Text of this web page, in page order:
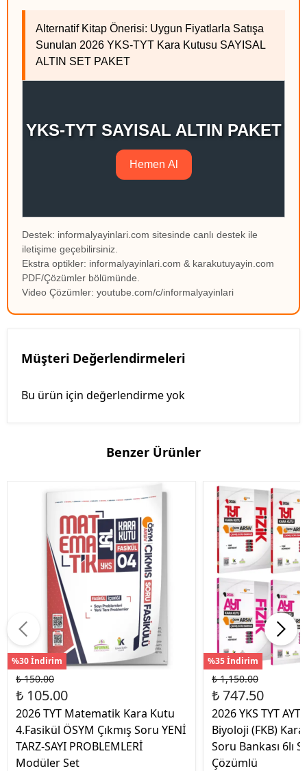
Alternatif Kitap Önerisi: Uygun Fiyatlarla Satışa
Sunulan 2026 YKS-TYT Kara Kutusu SAYISAL
ALTIN SET PAKET
YKS-TYT SAYISAL ALTIN PAKET
Hemen Al
Destek: informalyayinlari.com sitesinde canlı destek ile
iletişime geçebilirsiniz.
Ekstra optikler: informalyayinlari.com & karakutuyayin.com
PDF/Çözümler bölümünde.
Video Çözümler: youtube.com/c/informalyayinlari
Müşteri Değerlendirmeleri
Bu ürün için değerlendirme yok
Benzer Ürünler
%30 İndirim
₺ 150.00
₺ 105.00
2026 TYT Matematik Kara Kutu
4.Fasikül ÖSYM Çıkmış Soru YENİ
TARZ-SAYI PROBLEMLERİ
Modüler Set
%35 İndirim
₺ 1,150.00
₺ 747.50
2026 YKS TYT
Biyoloji (FKB) Kara
Soru Bankası 6lı
Çözümlü